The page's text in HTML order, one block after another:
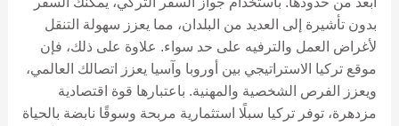
بدون تأشيرة إلى العديد من البلدان، مما يعزز سهولة التنقل
لأغراض العمل والترفيه على حد سواء. علاوة على ذلك، فإن
موقع تركيا الاستراتيجي بين أوروبا وآسيا يعزز اتصالك العالمي،
ويعزز الفرص الشخصية والمهنية. باعتبارها قوة اقتصادية
مزدهرة، توفر تركيا سبلًا استثمارية مربحة وسوقًا نابضة بالحياة